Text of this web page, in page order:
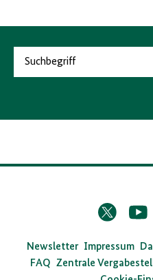
e
D
s
B
Twitter
X
Newsletter Impressum
FAQ Zentrale